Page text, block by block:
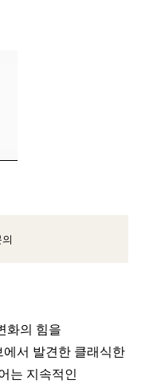
약하세요
화의 힘을
서 발견한 클래식한
는 지속적인